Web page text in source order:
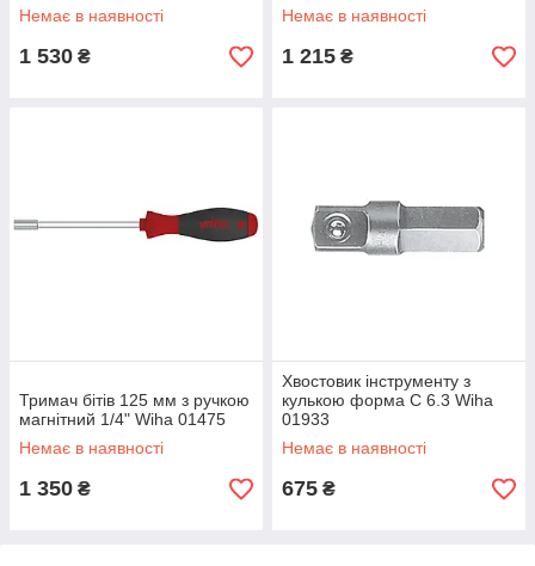
Немає в наявності
1 530 ₴
Немає в наявності
1 215 ₴
Тримач бітів 125 мм з ручкою
магнітний 1/4" Wiha 01475
Немає в наявності
1 350 ₴
Хвостовик інструменту з
кулькою форма C 6.3 Wiha
01933
Немає в наявності
675 ₴